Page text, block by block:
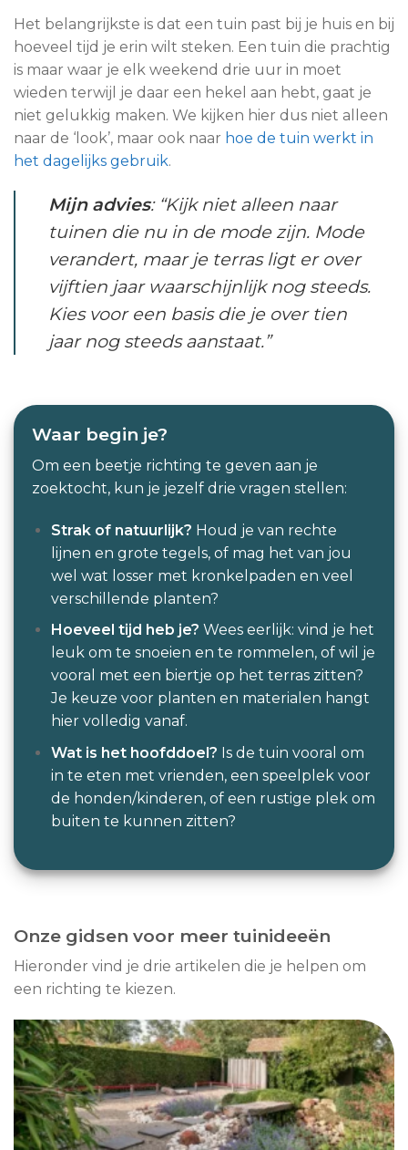
Het belangrijkste is dat een tuin past bij je huis en bij
hoeveel tijd je erin wilt steken. Een tuin die prachtig
is maar waar je elk weekend drie uur in moet
wieden terwijl je daar een hekel aan hebt, gaat je
niet gelukkig maken. We kijken hier dus niet alleen
naar de ‘look’, maar ook naar hoe de tuin werkt in
het dagelijks gebruik.
Mijn advies: “Kijk niet alleen naar
tuinen die nu in de mode zijn. Mode
verandert, maar je terras ligt er over
vijftien jaar waarschijnlijk nog steeds.
Kies voor een basis die je over tien
jaar nog steeds aanstaat.”
Waar begin je?
Om een beetje richting te geven aan je
zoektocht, kun je jezelf drie vragen stellen:
Strak of natuurlijk? Houd je van rechte
lijnen en grote tegels, of mag het van jou
wel wat losser met kronkelpaden en veel
verschillende planten?
Hoeveel tijd heb je? Wees eerlijk: vind je het
leuk om te snoeien en te rommelen, of wil je
vooral met een biertje op het terras zitten?
Je keuze voor planten en materialen hangt
hier volledig vanaf.
Wat is het hoofddoel? Is de tuin vooral om
in te eten met vrienden, een speelplek voor
de honden/kinderen, of een rustige plek om
buiten te kunnen zitten?
Onze gidsen voor meer tuinideeën
Hieronder vind je drie artikelen die je helpen om
een richting te kiezen.